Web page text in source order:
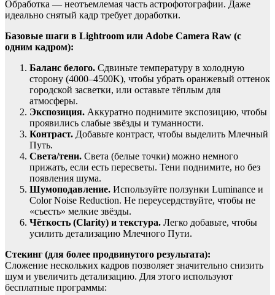
Обработка — неотъемлемая часть астрофотографии. Даже
идеально снятый кадр требует доработки.
Базовые шаги в Lightroom или Adobe Camera Raw (с
одним кадром):
Баланс белого. Сдвиньте температуру в холодную
сторону (4000–4500K), чтобы убрать оранжевый оттенок
городской засветки, или оставьте тёплым для
атмосферы.
Экспозиция. Аккуратно поднимите экспозицию, чтобы
проявились слабые звёзды и туманности.
Контраст. Добавьте контраст, чтобы выделить Млечный
Путь.
Света/тени. Света (белые точки) можно немного
прижать, если есть пересветы. Тени поднимите, но без
появления шума.
Шумоподавление. Используйте ползунки Luminance и
Color Noise Reduction. Не переусердствуйте, чтобы не
«съесть» мелкие звёзды.
Чёткость (Clarity) и текстура. Легко добавьте, чтобы
усилить детализацию Млечного Пути.
Стекинг (для более продвинутого результата):
Сложение нескольких кадров позволяет значительно снизить
шум и увеличить детализацию. Для этого используют
бесплатные программы: